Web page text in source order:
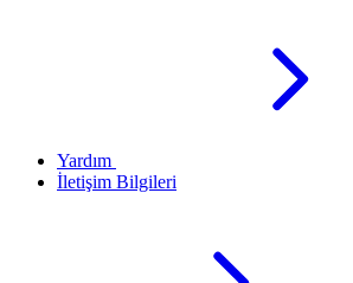
Yardım
İletişim Bilgileri